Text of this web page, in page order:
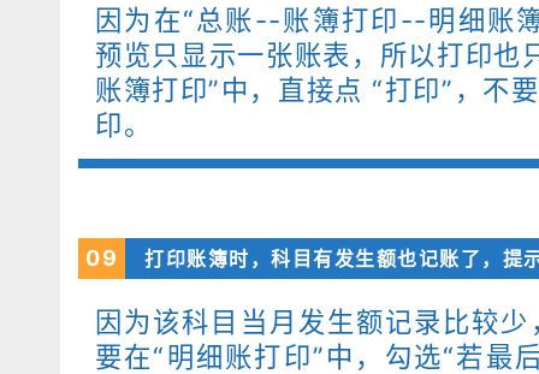
因为在“总账--账簿打印--明细账
预览只显示一张账表，所以打印也
账簿打印”中，直接点 “打印”，不
印。
09 打印账簿时，科目有发生额也记账了，提
因为该科目当月发生额记录比较
要在“明细账打印”中，勾选“若最